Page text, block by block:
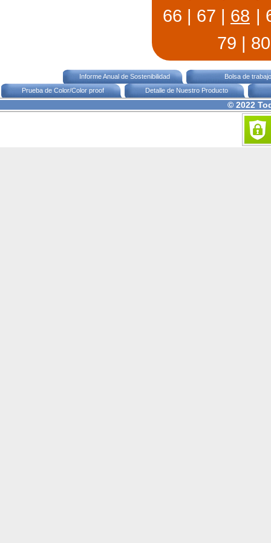
66 | 67 | 68 |
79 | 80
Informe Anual de Sostenibilidad
Bolsa de trabajo
Prueba de Color/Color proof
Detalle de Nuestro Producto
© 2022